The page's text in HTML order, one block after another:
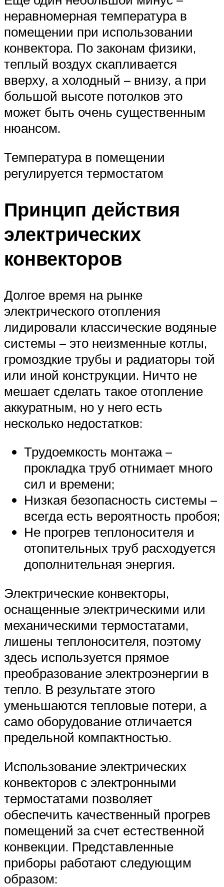
неравномерная температура в
помещении при использовании
конвектора. По законам физики,
теплый воздух скапливается
вверху, а холодный – внизу, а при
большой высоте потолков это
может быть очень существенным
нюансом.
Температура в помещении
регулируется термостатом
Принцип действия
электрических
конвекторов
Долгое время на рынке
электрического отопления
лидировали классические водяные
системы – это неизменные котлы,
громоздкие трубы и радиаторы той
или иной конструкции. Ничто не
мешает сделать такое отопление
аккуратным, но у него есть
несколько недостатков:
Трудоемкость монтажа –
прокладка труб отнимает много
сил и времени;
Низкая безопасность системы –
всегда есть вероятность пробоя;
Не прогрев теплоносителя и
отопительных труб расходуется
дополнительная энергия.
Электрические конвекторы,
оснащенные электрическими или
механическими термостатами,
лишены теплоносителя, поэтому
здесь используется прямое
преобразование электроэнергии в
тепло. В результате этого
уменьшаются тепловые потери, а
само оборудование отличается
предельной компактностью.
Использование электрических
конвекторов с электронными
термостатами позволяет
обеспечить качественный прогрев
помещений за счет естественной
конвекции. Представленные
приборы работают следующим
образом: